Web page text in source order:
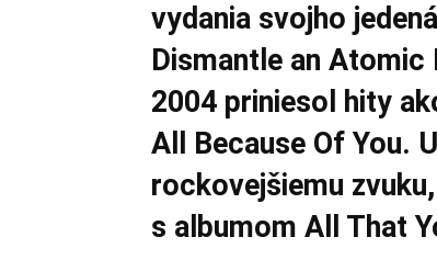
vydania svojho
Dismantle an
2004 priniesol hity
All Because Of You.
rockovejšiemu
s albumom All That